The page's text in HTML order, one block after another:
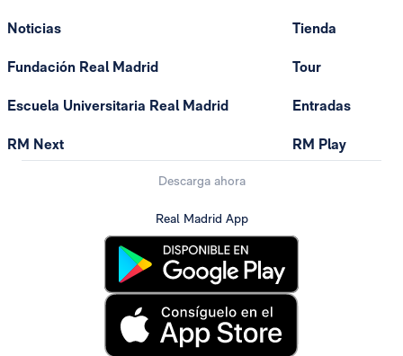
Noticias
Fundación Real Madrid
Escuela Universitaria Real Madrid
RM Next
Tienda
Tour
Entradas
RM Play
Descarga ahora
Real Madrid App